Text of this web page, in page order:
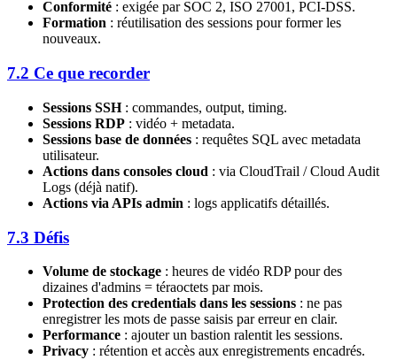
Conformité : exigée par SOC 2, ISO 27001, PCI-DSS.
Formation : réutilisation des sessions pour former les
nouveaux.
7.2 Ce que recorder
Sessions SSH: commandes, output, timing.
Sessions RDP : vidéo + metadata.
Sessions base de données : requêtes SQL avec metadata
utilisateur.
Actions dans consoles cloud : via CloudTrail / Cloud Audit
Logs (déjà natif).
Actions via APIs admin : logs applicatifs détaillés.
7.3 Défis
Volume de stockage : heures de vidéo RDP pour des
dizaines d'admins = téraoctets par mois.
Protection des credentials dans les sessions : ne pas
enregistrer les mots de passe saisis par erreur en clair.
Performance : ajouter un bastion ralentit les sessions.
Privacy : rétention et accès aux enregistrements encadrés.